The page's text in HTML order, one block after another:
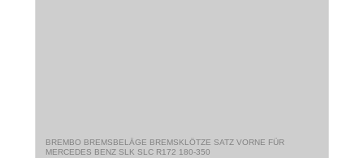
BREMBO BREMSBELÄGE BREMSKLÖTZE SATZ VORNE FÜR
MERCEDES BENZ SLK SLC R172 180-350